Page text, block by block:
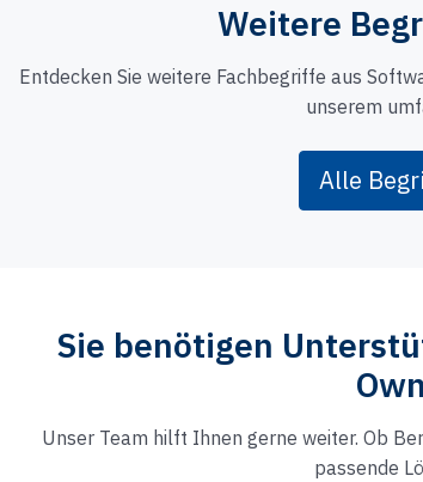
Weitere
Entdecken Sie weitere Fachbegriffe aus
unserem
Alle
Sie benötigen
Unser Team hilft Ihnen gerne weiter. Ob
passende